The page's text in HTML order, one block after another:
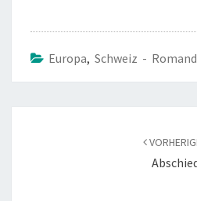
o
o
k
er
Europa, Schweiz -